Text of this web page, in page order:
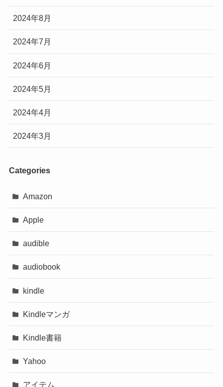
2024年8月
2024年7月
2024年6月
2024年5月
2024年4月
2024年3月
Categories
Amazon
Apple
audible
audiobook
kindle
Kindleマンガ
Kindle書籍
Yahoo
アイテム